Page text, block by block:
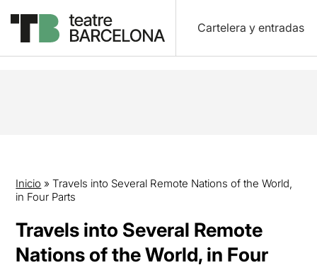
Cartelera y entradas
Inicio »Travels into Several Remote Nations of the World,
in Four Parts
Travels into Several Remote
Nations of the World, in Four